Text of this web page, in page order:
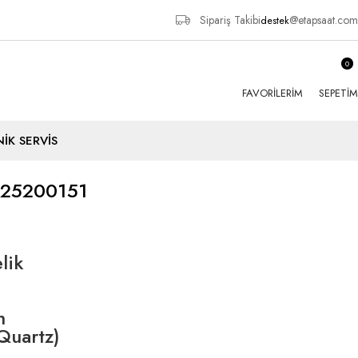
Sipariş Takibidestek@etapsaat.com
SEPETIM
0
FAVORILERIM
SERVİS